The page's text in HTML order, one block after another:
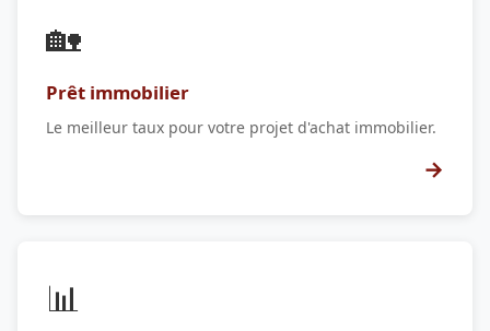
🏡
Prêt immobilier
Le meilleur taux pour votre projet d'achat immobilier.
→
📊